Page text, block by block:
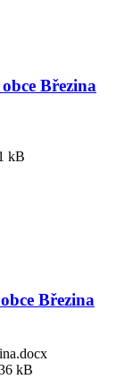
Březina
kB
Březina
kB